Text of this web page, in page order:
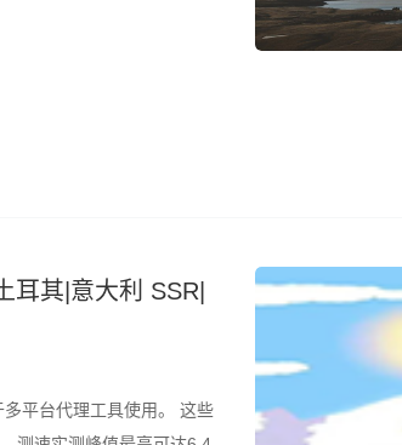
耳其|意大利 SSR|
平台代理工具使用。 这些